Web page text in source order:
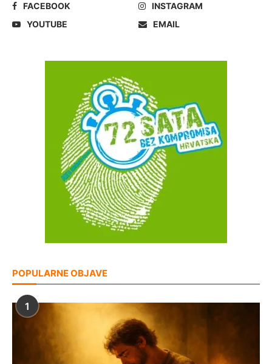
FACEBOOK
INSTAGRAM
YOUTUBE
EMAIL
POPULARNE OBJAVE
1